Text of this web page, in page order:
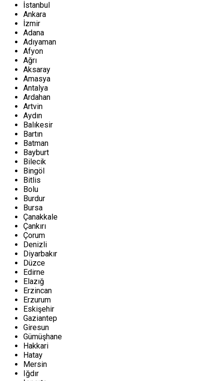
İstanbul
Ankara
İzmir
Adana
Adıyaman
Afyon
Ağrı
Aksaray
Amasya
Antalya
Ardahan
Artvin
Aydın
Balıkesir
Bartın
Batman
Bayburt
Bilecik
Bingöl
Bitlis
Bolu
Burdur
Bursa
Çanakkale
Çankırı
Çorum
Denizli
Diyarbakır
Düzce
Edirne
Elazığ
Erzincan
Erzurum
Eskişehir
Gaziantep
Giresun
Gümüşhane
Hakkari
Hatay
Mersin
Iğdır